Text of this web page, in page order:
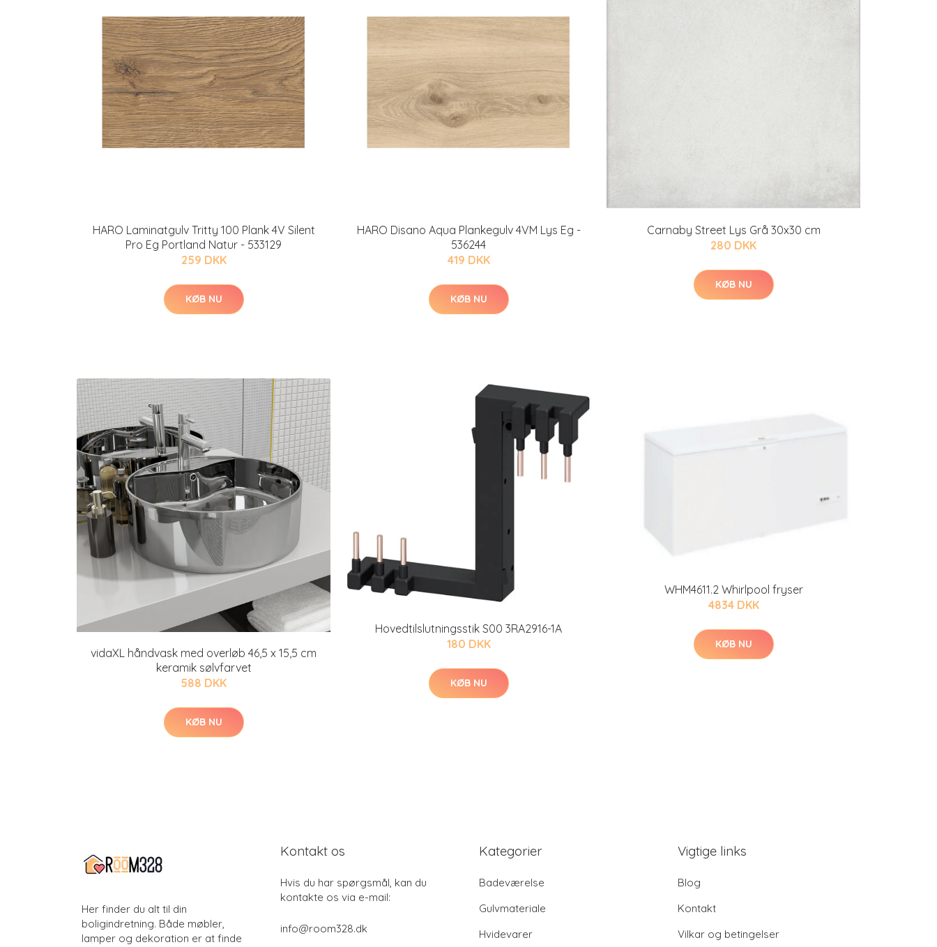
HARO Laminatgulv Tritty 100 Plank 4V Silent
Pro Eg Portland Natur - 533129
259 DKK
KØB NU
HARO Disano Aqua Plankegulv 4VM Lys Eg -
536244
419 DKK
KØB NU
Carnaby Street Lys Grå 30x30 cm
280 DKK
KØB NU
vidaXL håndvask med overløb 46,5 x 15,5 cm
keramik sølvfarvet
588 DKK
KØB NU
Hovedtilslutningsstik S00 3RA2916-1A
180 DKK
KØB NU
WHM4611.2 Whirlpool fryser
4834 DKK
KØB NU
Her finder du alt til din
boligindretning. Både møbler,
lamper og dekoration er at finde
Kontakt os
Hvis du har spørgsmål, kan du
kontakte os via e-mail:
info@room328.dk
Kategorier
Badeværelse
Gulvmateriale
Hvidevarer
Vigtige links
Blog
Kontakt
Vilkar og betingelser